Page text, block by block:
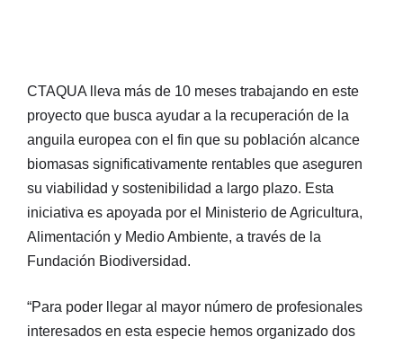
CTAQUA lleva más de 10 meses trabajando en este
proyecto que busca ayudar a la recuperación de la
anguila europea con el fin que su población alcance
biomasas significativamente rentables que aseguren
su viabilidad y sostenibilidad a largo plazo. Esta
iniciativa es apoyada por el Ministerio de Agricultura,
Alimentación y Medio Ambiente, a través de la
Fundación Biodiversidad.
“Para poder llegar al mayor número de profesionales
interesados en esta especie hemos organizado dos